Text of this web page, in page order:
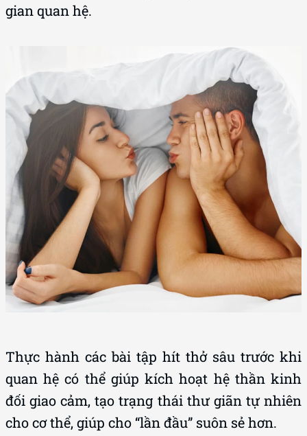
gian quan hệ.
Thực hành các bài tập hít thở sâu trước khi
quan hệ có thể giúp kích hoạt hệ thần kinh
đối giao cảm, tạo trạng thái thư giãn tự nhiên
cho cơ thể, giúp cho “lần đầu” suôn sẻ hơn.